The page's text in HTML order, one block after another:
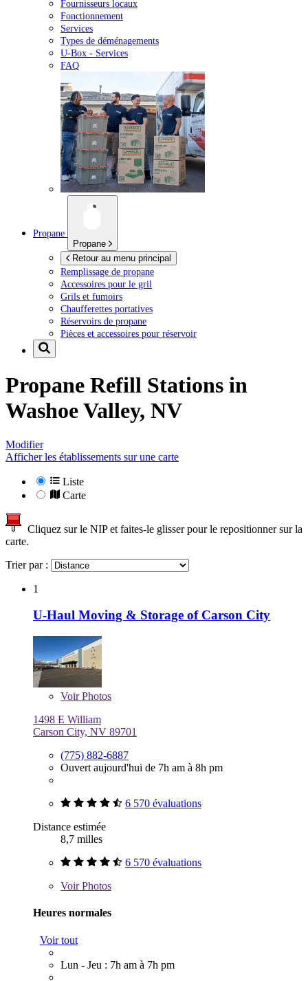
Fournisseurs locaux
Fonctionnement
Services
Types de déménagements
U-Box - Services
FAQ
Propane
Propane
Retour au menu principal
Remplissage de propane
Accessoires pour le gril
Grils et fumoirs
Chaufferettes portatives
Réservoirs de propane
Pièces et accessoires pour réservoir
Propane Refill Stations in
Washoe Valley, NV
Modifier
Afficher les établissements sur une carte
Liste
Carte
Cliquez sur le NIP et faites-le glisser pour le repositionner sur la
carte.
Trier par :
1
U-Haul Moving & Storage of Carson City
VoirPhotos
1498 E William
Carson City, NV 89701
(775) 882-6887
Ouvert aujourd'hui de 7h am à 8h pm
6 570 évaluations
Distance estimée
8,7 milles
6 570 évaluations
VoirPhotos
Heures normales
Voir tout
Lun - Jeu : 7h am à 7h pm